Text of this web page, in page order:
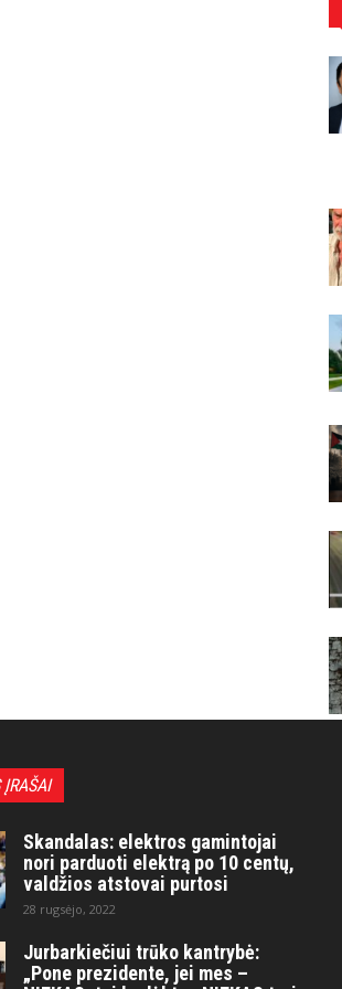
ĮRAŠAI
Skandalas: elektros gamintojai
nori parduoti elektrą po 10 centų,
valdžios atstovai purtosi
28 rugsėjo, 2022
Jurbarkiečiui trūko kantrybė:
„Pone prezidente, jei mes –